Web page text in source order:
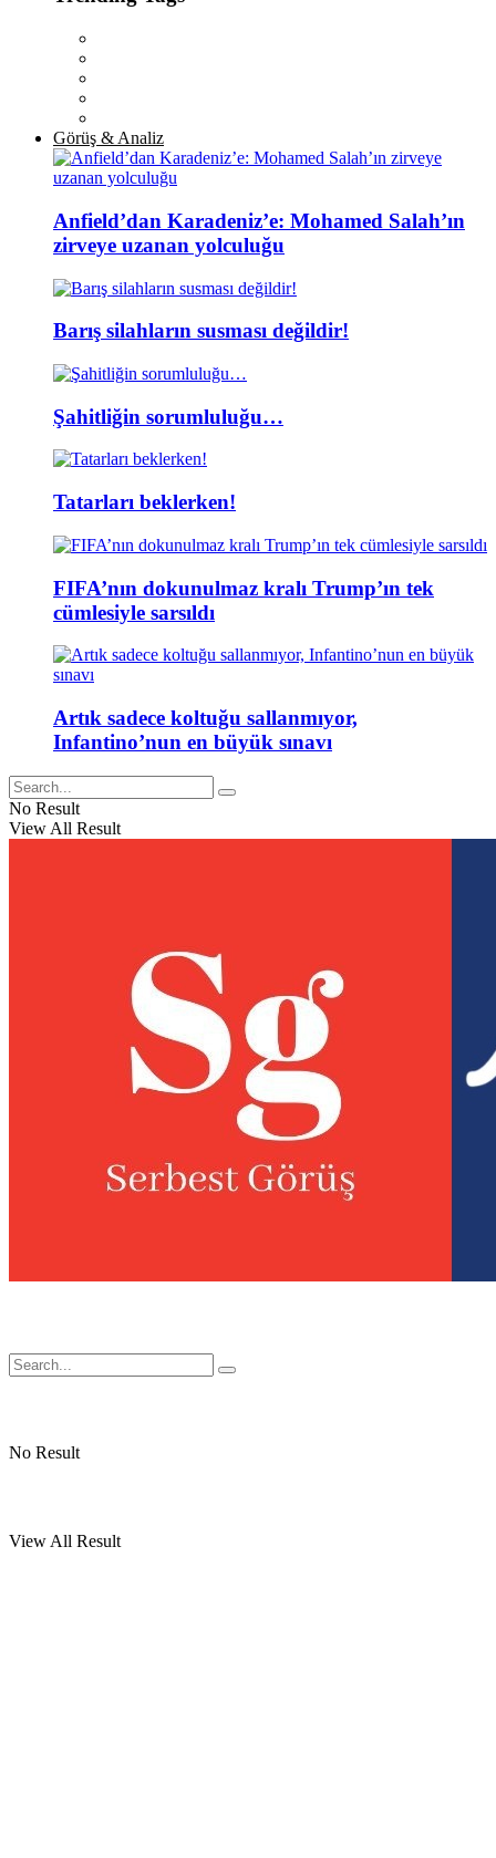
Görüş & Analiz
Anfield’dan Karadeniz’e: Mohamed Salah’ın
zirveye uzanan yolculuğu
Barış silahların susması değildir!
Şahitliğin sorumluluğu…
Tatarları beklerken!
FIFA’nın dokunulmaz kralı Trump’ın tek
cümlesiyle sarsıldı
Artık sadece koltuğu sallanmıyor,
Infantino’nun en büyük sınavı
No Result
View All Result
No Result
View All Result